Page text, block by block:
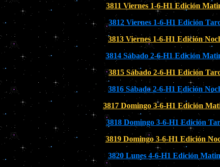
3811 Viernes 1-6-H1 Edición
3812 Viernes 1-6-H1 Edición
3813 Viernes 1-6-H1 Edición
3814 Sábado 2-6-H1 Edición
3815 Sábado 2-6-H1 Edición
3816 Sábado 2-6-H1 Edición
3817 Domingo 3-6-H1 Edición
3818 Domingo 3-6-H1 Edición
3819 Domingo 3-6-H1 Edición
3820 Lunes 4-6-H1 Edición